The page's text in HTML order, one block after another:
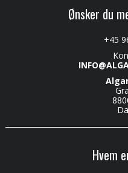
Ønsker du
+45
Hvem